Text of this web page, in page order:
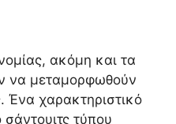
ακόμη και τα
να μεταμορφωθούν
Ένα χαρακτηριστικό
τύπου